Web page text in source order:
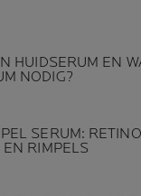
HUIDSERUM EN
NODIG?
SERUM:
EN RIMPELS